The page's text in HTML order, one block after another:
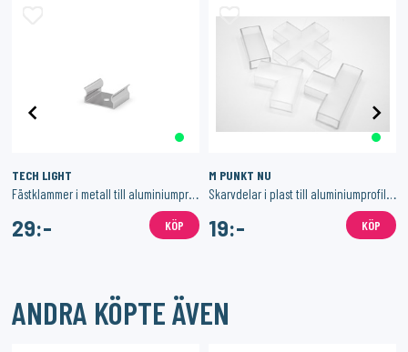
TECH LIGHT
Fästklammer i metall till aluminiumprofil P4-1 för LED-list
29:- KÖP
M PUNKT NU
Skarvdelar i plast till aluminiumprofil för LED-list
19:- KÖP
ANDRA KÖPTE ÄVEN